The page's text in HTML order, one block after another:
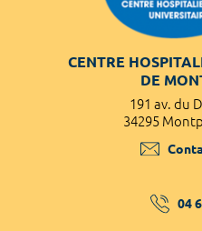
CENTRE
DE
191 av. du
34295
04